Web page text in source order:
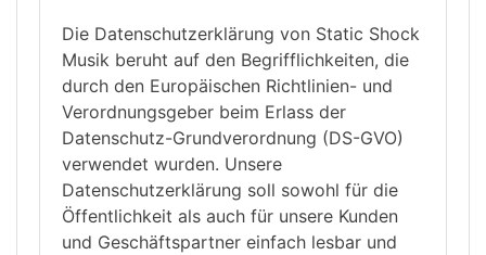
Die Datenschutzerklärung von Static Shock
Musik beruht auf den Begrifflichkeiten, die
durch den Europäischen Richtlinien- und
Verordnungsgeber beim Erlass der
Datenschutz-Grundverordnung (DS-GVO)
verwendet wurden. Unsere
Datenschutzerklärung soll sowohl für die
Öffentlichkeit als auch für unsere Kunden
und Geschäftspartner einfach lesbar und